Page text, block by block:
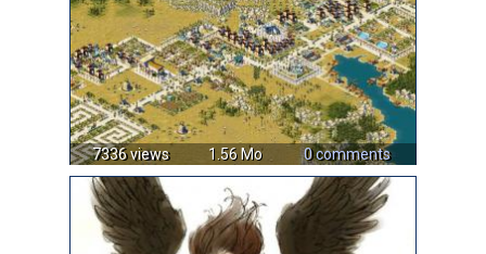
7336 views 1.56 Mo 0 comments